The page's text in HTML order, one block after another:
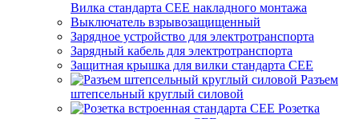
Вилка стандарта CEE накладного монтажа
Выключатель взрывозащищенный
Зарядное устройство для электротранспорта
Зарядный кабель для электротранспорта
Защитная крышка для вилки стандарта CEE
Разъем
штепсельный круглый силовой
Розетка